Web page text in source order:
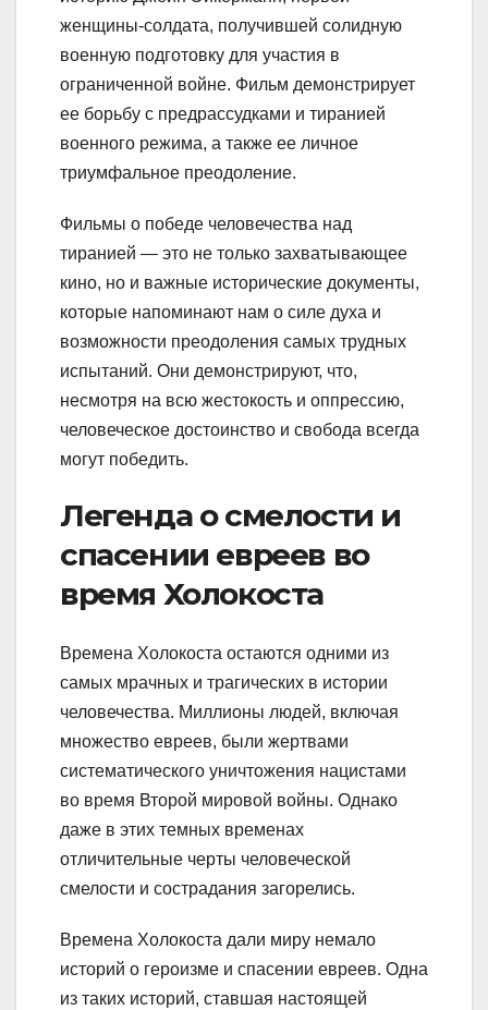
женщины-солдата, получившей солидную
военную подготовку для участия в
ограниченной войне. Фильм демонстрирует
ее борьбу с предрассудками и тиранией
военного режима, а также ее личное
триумфальное преодоление.
Фильмы о победе человечества над
тиранией — это не только захватывающее
кино, но и важные исторические документы,
которые напоминают нам о силе духа и
возможности преодоления самых трудных
испытаний. Они демонстрируют, что,
несмотря на всю жестокость и оппрессию,
человеческое достоинство и свобода всегда
могут победить.
Легенда о смелости и
спасении евреев во
время Холокоста
Времена Холокоста остаются одними из
самых мрачных и трагических в истории
человечества. Миллионы людей, включая
множество евреев, были жертвами
систематического уничтожения нацистами
во время Второй мировой войны. Однако
даже в этих темных временах
отличительные черты человеческой
смелости и сострадания загорелись.
Времена Холокоста дали миру немало
историй о героизме и спасении евреев. Одна
из таких историй, ставшая настоящей